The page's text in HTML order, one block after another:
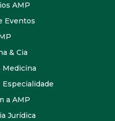
AMP
Eventos
& Cia
Medicina
Especialidade
a AMP
Jurídica